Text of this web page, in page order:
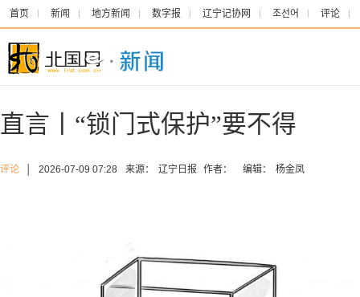
首页 新闻 地方新闻 数字报 辽宁记协网 조선어 评论
直言丨“锁门式保护”要不得
评论 2026-07-09 07:28 来源： 辽宁日报 作者： 编辑： 杨金凤